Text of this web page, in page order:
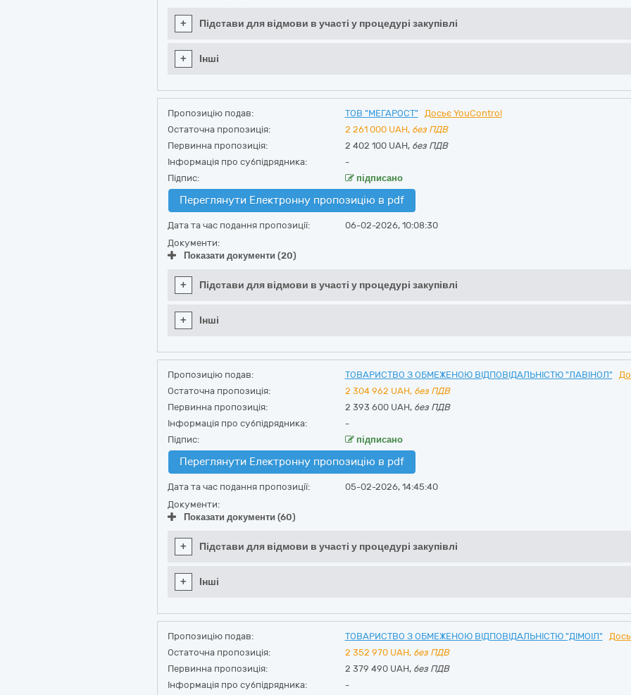
+ Підстави для відмови в участі у процедурі закупівлі
+ Інші
Пропозицію подав: ТОВ "МЕГАРОСТ"
Досьє YouControl
Остаточна пропозиція:
2 261 000 UAH, без ПДВ
Первинна пропозиція:
2 402 100 UAH, без ПДВ
Інформація про субпідрядника:
-
Підпис:
підписано
Переглянути Електронну пропозицію в pdf
Дата та час подання пропозиції:
06-02-2026, 10:08:30
Документи:
Показати документи (20)
+ Підстави для відмови в участі у процедурі закупівлі
+ Інші
Пропозицію подав: ТОВАРИСТВО З ОБМЕЖЕНОЮ ВІДПОВІДАЛЬНІСТЮ "ЛАВІНОЛ"
Остаточна пропозиція:
2 304 962 UAH, без ПДВ
Первинна пропозиція:
2 393 600 UAH, без ПДВ
Інформація про субпідрядника:
-
Підпис:
підписано
Переглянути Електронну пропозицію в pdf
Дата та час подання пропозиції:
05-02-2026, 14:45:40
Документи:
Показати документи (60)
+ Підстави для відмови в участі у процедурі закупівлі
+ Інші
Пропозицію подав: ТОВАРИСТВО З ОБМЕЖЕНОЮ ВІДПОВІДАЛЬНІСТЮ "ДІМОІЛ"
Остаточна пропозиція:
2 352 970 UAH, без ПДВ
Первинна пропозиція:
2 379 490 UAH, без ПДВ
Інформація про субпідрядника:
-